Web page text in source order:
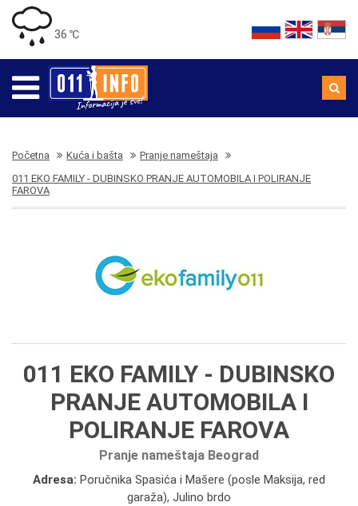
36 ℃
Početna Kuća i bašta
Pranje nameštaja
011 EKO FAMILY - DUBINSKO PRANJE AUTOMOBILA I POLIRANJE
FAROVA
011 EKO FAMILY - DUBINSKO
PRANJE AUTOMOBILA I
POLIRANJE FAROVA
Pranje nameštaja Beograd
Adresa: Poručnika Spasića i Mašere (posle Maksija, red
garaža), Julino brdo